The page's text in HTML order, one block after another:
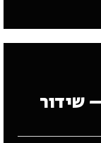
שידור